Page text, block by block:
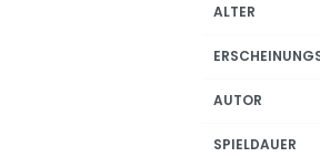
ALTER
AUTOR
SPIELDAUER